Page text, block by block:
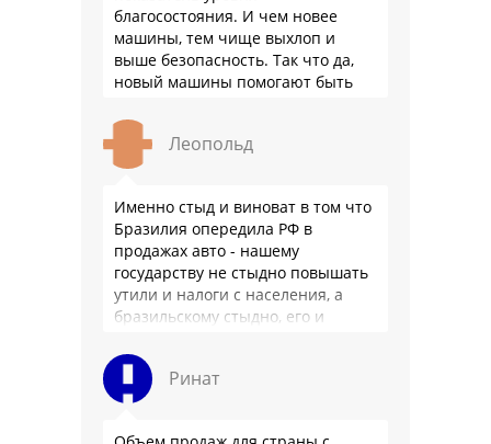
благосостояния. И чем новее
машины, тем чище выхлоп и
выше безопасность. Так что да,
новый машины помогают быть
Леопольд
Именно стыд и виноват в том что
Бразилия опередила РФ в
продажах авто - нашему
государству не стыдно повышать
утили и налоги с населения, а
бразильскому стыдно, его и
Ринат